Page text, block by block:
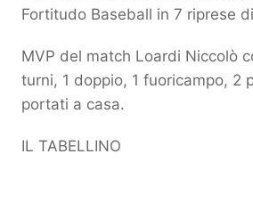
Fortitudo Baseball in 7 riprese
MVP del match Loardi Niccolò
turni, 1 doppio, 1 fuoricampo, 2
portati a casa.
IL TABELLINO